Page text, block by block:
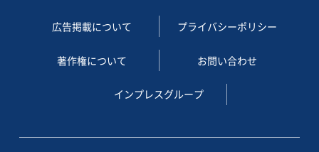
広告掲載について プライバシーポリシー
著作権について お問い合わせ
インプレスグループ